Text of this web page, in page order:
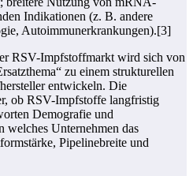
Indikationen (z. B. andere
Autoimmunerkrankungen).[3]
RSV-Impfstoffmarkt wird sich von
zu einem strukturellen
entwickeln. Die
ob RSV-Impfstoffe langfristig
Demografie und
welches Unternehmen das
Pipelinebreite und